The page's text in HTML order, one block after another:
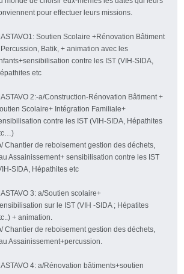
pour effectuer leurs missions.
Soutien Scolaire +Rénovation Bâtiment
Batik, + animation avec les
contre les IST (VIH-SIDA,
etc
2:-a/Construction-Rénovation Bâtiment +
Scolaire+ Intégration Familiale+
contre les IST (VIH-SIDA, Hépathites
Chantier de reboisement gestion des déchets,
Assainissement+ sensibilisation contre les IST
SIDA, Hépathites etc
3: a/Soutien scolaire+
sur le IST (VIH -SIDA ; Hépatites
+ animation.
Chantier de reboisement gestion des déchets,
Assainissement+percussion.
4: a/Rénovation bâtiments+soutien